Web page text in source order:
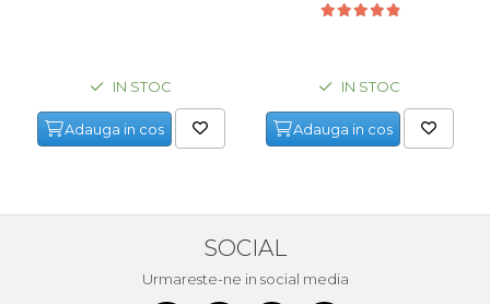
IN STOC
Adauga in cos
IN STOC
Adauga in cos
SOCIAL
Urmareste-ne in social media